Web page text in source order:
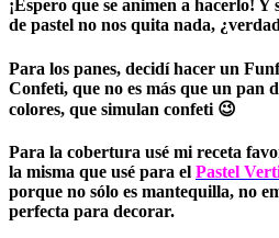
¡Espero que se animen a hacerlo! Y
de pastel no nos quita nada,
Para los panes, decidí hacer un
Confeti, que no es más que un pan
colores, que simulan confeti 😉
Para la cobertura usé mi receta
la misma que usé para el Pastel
porque no sólo es mantequilla, no
perfecta para decorar.